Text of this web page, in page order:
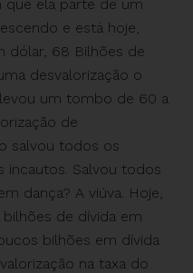
que ela parte de um
e está hoje,
dólar, 68 Bilhões de
desvalorização o
um tombo de 60 a
de
salvou todos os
incautos. Salvou todos
dança? A viúva. Hoje,
de dívida em
bilhões em dívida
na taxa do